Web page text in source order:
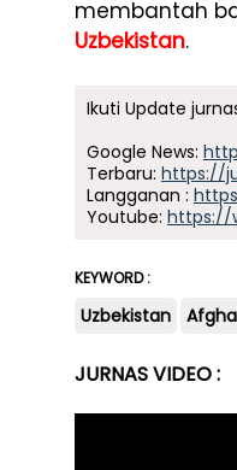
membantah
Uzbekistan.
Ikuti Update
Google News:
Terbaru: https://
Langganan :
Youtube: https://
KEYWORD :
Uzbekistan
JURNAS VIDEO :